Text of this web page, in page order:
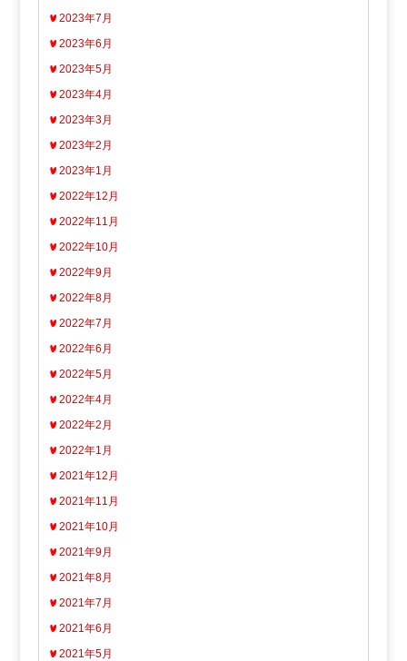
2023年7月
2023年6月
2023年5月
2023年4月
2023年3月
2023年2月
2023年1月
2022年12月
2022年11月
2022年10月
2022年9月
2022年8月
2022年7月
2022年6月
2022年5月
2022年4月
2022年2月
2022年1月
2021年12月
2021年11月
2021年10月
2021年9月
2021年8月
2021年7月
2021年6月
2021年5月